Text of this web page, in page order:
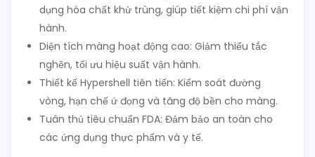
dụng hóa chất khử trùng, giúp tiết kiệm chi phí vận
hành.
Diện tích màng hoạt động cao: Giảm thiểu tắc
nghẽn, tối ưu hiệu suất vận hành.
Thiết kế Hypershell tiên tiến: Kiểm soát đường
vòng, hạn chế ứ đọng và tăng độ bền cho màng.
Tuân thủ tiêu chuẩn FDA: Đảm bảo an toàn cho
các ứng dụng thực phẩm và y tế.